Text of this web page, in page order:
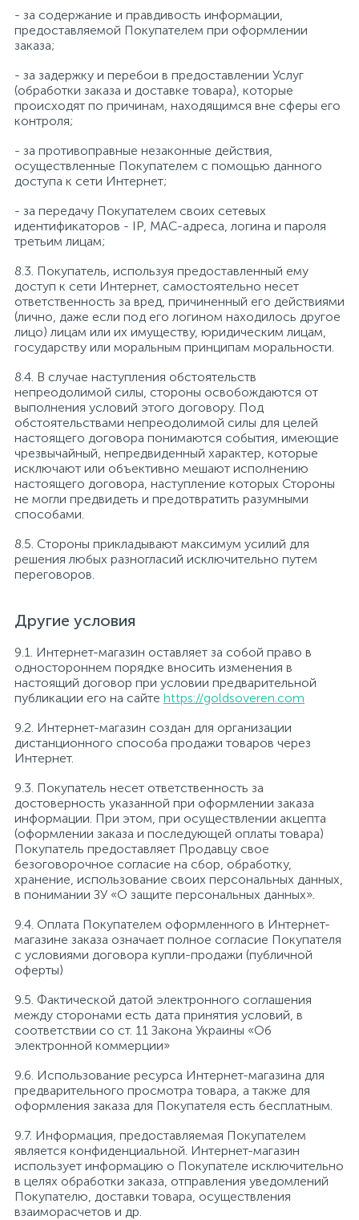
- за содержание и правдивость информации,
предоставляемой Покупателем при оформлении
заказа;
- за задержку и перебои в предоставлении Услуг
(обработки заказа и доставке товара), которые
происходят по причинам, находящимся вне сферы его
контроля;
- за противоправные незаконные действия,
осуществленные Покупателем с помощью данного
доступа к сети Интернет;
- за передачу Покупателем своих сетевых
идентификаторов - IP, MAC-адреса, логина и пароля
третьим лицам;
8.3. Покупатель, используя предоставленный ему
доступ к сети Интернет, самостоятельно несет
ответственность за вред, причиненный его действиями
(лично, даже если под его логином находилось другое
лицо) лицам или их имуществу, юридическим лицам,
государству или моральным принципам моральности.
8.4. В случае наступления обстоятельств
непреодолимой силы, стороны освобождаются от
выполнения условий этого договору. Под
обстоятельствами непреодолимой силы для целей
настоящего договора понимаются события, имеющие
чрезвычайный, непредвиденный характер, которые
исключают или объективно мешают исполнению
настоящего договора, наступление которых Стороны
не могли предвидеть и предотвратить разумными
способами.
8.5. Стороны прикладывают максимум усилий для
решения любых разногласий исключительно путем
переговоров.
Другие условия
9.1. Интернет-магазин оставляет за собой право в
одностороннем порядке вносить изменения в
настоящий договор при условии предварительной
публикации его на сайте https://goldsoveren.com
9.2. Интернет-магазин создан для организации
дистанционного способа продажи товаров через
Интернет.
9.3. Покупатель несет ответственность за
достоверность указанной при оформлении заказа
информации. При этом, при осуществлении акцепта
(оформлении заказа и последующей оплаты товара)
Покупатель предоставляет Продавцу свое
безоговорочное согласие на сбор, обработку,
хранение, использование своих персональных данных,
в понимании ЗУ «О защите персональных данных».
9.4. Оплата Покупателем оформленного в Интернет-
магазине заказа означает полное согласие Покупателя
с условиями договора купли-продажи (публичной
оферты)
9.5. Фактической датой электронного соглашения
между сторонами есть дата принятия условий, в
соответствии со ст. 11 Закона Украины «Об
электронной коммерции»
9.6. Использование ресурса Интернет-магазина для
предварительного просмотра товара, а также для
оформления заказа для Покупателя есть бесплатным.
9.7. Информация, предоставляемая Покупателем
является конфиденциальной. Интернет-магазин
использует информацию о Покупателе исключительно
в целях обработки заказа, отправления уведомлений
Покупателю, доставки товара, осуществления
взаиморасчетов и др.